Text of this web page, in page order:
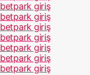
betpark giriş
betpark giriş
betpark giriş
betpark giriş
betpark giriş
betpark giriş
betpark giriş